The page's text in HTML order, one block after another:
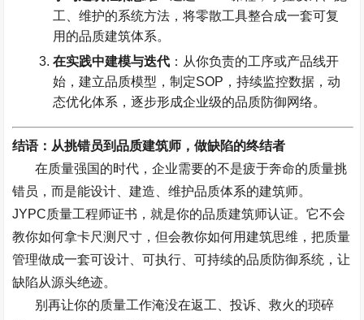
工、维护的系统方法，将零散工具整合成一套可复
用的品质建筑体系。
在实践中建模与迭代 ：从你负责的工序或产品线开
始，建立品质模型，制定SOP ，持续监控数据，动
态优化体系，逐步形成企业级的品质防御网络。
结语：从挑错员到品质建筑师，做缺陷的终结者
在质量强国的时代，企业需要的不是疲于奔命的质量挑
错员，而是能设计、建造、维护品质体系的建筑师。
JYPC质量工程师证书，就是你的品质建筑师认证。它不会
教你如何拿卡尺测尺寸，但会教你如何用建筑思维，把质量
管理做成一套可设计、可执行、可持续的品质防御系统，让
缺陷从源头绝迹。
别再让你的质量工作淹没在返工、投诉、救火的琐碎